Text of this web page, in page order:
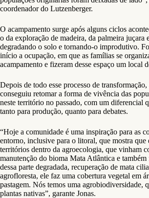
coordenador do Lutzenberger.
O acampamento surge após alguns ciclos
o da exploração de madeira, da palmeira juçara
degradando o solo e tornando-o improdutivo.
início a ocupação, em que as famílias se
acampamento e fizeram desse espaço um local
Depois de todo esse processo de
conseguiu retomar a forma de vivência das
neste território no passado, com um diferencial
tanto para produção, quanto para debates.
“Hoje a comunidade é uma inspiração para as
entorno, inclusive para o litoral, que mostra que
territórios dentro da agroecologia, que vinham
manutenção do bioma Mata Atlântica e também
dessa parte degradada, recuperação de mata
agrofloresta, ele faz uma cobertura vegetal em
pastagem. Nós temos uma agrobiodiversidade,
plantas nativas”, garante Jonas.